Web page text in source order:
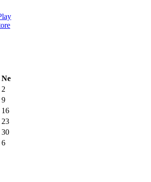
Ne
2
9
16
23
30
6